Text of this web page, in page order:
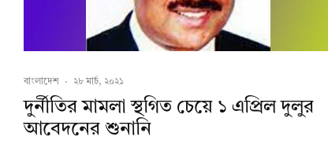
বাংলাদেশ · ২৮ মার্চ, ২০২১
দুর্নীতির মামলা স্থগিত চেয়ে ১ এপ্রিল দুলুর
আবেদনের শুনানি